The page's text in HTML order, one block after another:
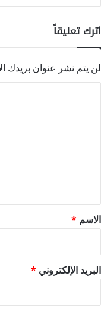
اترك تعليقاً
لن يتم نشر عنوان بريدك
*
الاسم *
البريد الإلكتروني *